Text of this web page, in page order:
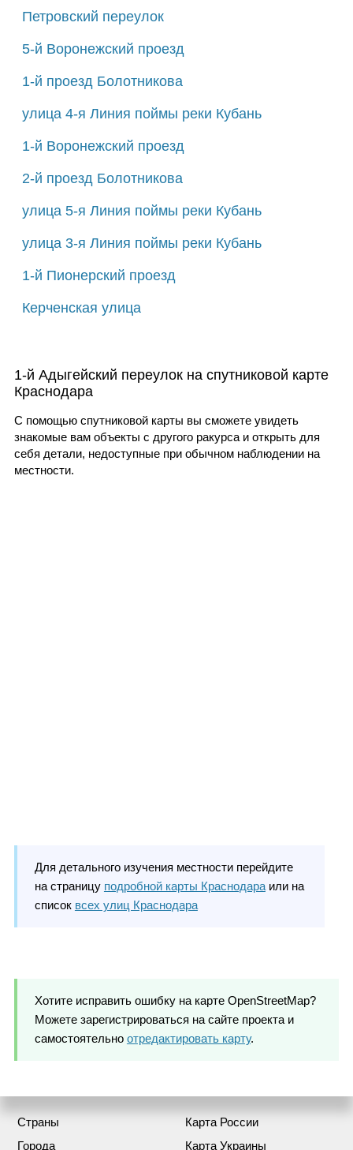
Петровский переулок
5-й Воронежский проезд
1-й проезд Болотникова
улица 4-я Линия поймы реки Кубань
1-й Воронежский проезд
2-й проезд Болотникова
улица 5-я Линия поймы реки Кубань
улица 3-я Линия поймы реки Кубань
1-й Пионерский проезд
Керченская улица
1-й Адыгейский переулок на спутниковой карте
Краснодара
С помощью спутниковой карты вы сможете увидеть
знакомые вам объекты с другого ракурса и открыть для
себя детали, недоступные при обычном наблюдении на
местности.
Для детального изучения местности перейдите
на страницу подробной карты Краснодараили на
список всех улиц Краснодара
Хотите исправить ошибку на карте OpenStreetMap?
Можете зарегистрироваться на сайте проекта и
самостоятельно отредактировать карту.
Страны
Города
Карта России
Карта Украины